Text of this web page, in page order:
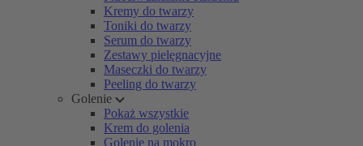
Kremy do twarzy
Toniki do twarzy
Serum do twarzy
Zestawy pielęgnacyjne
Maseczki do twarzy
Peeling do twarzy
Golenie
Pokaż wszystkie
Krem do golenia
Golenie na mokro